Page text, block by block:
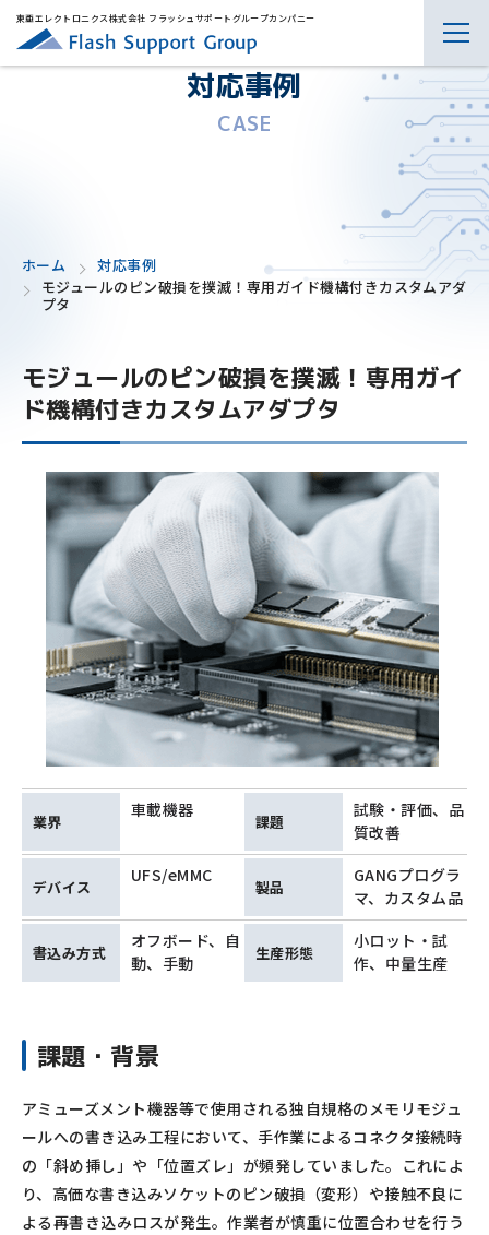
東亜エレクトロニクス株式会社 フラッシュサポートグループカンパニー
対応事例
CASE
ホーム
対応事例
モジュールのピン破損を撲滅！専用ガイド機構付きカスタムアダ
プタ
モジュールのピン破損を撲滅！専用ガイ
ド機構付きカスタムアダプタ
業界
車載機器
課題
試験・評価、 品
質改善
デバイス
UFS/eMMC
製品
GANGプログラ
マ、 カスタム品
書込み方式
オフボード、 自
動、 手動 生産形態
小ロット・試
作、 中量生産
課題・背景
アミューズメント機器等で使用される独自規格のメモリモジュ
ールへの書き込み工程において、手作業によるコネクタ接続時
の「斜め挿し」や「位置ズレ」が頻発していました。これによ
り、高価な書き込みソケットのピン破損（変形）や接触不良に
よる再書き込みロスが発生。作業者が慎重に位置合わせを行う